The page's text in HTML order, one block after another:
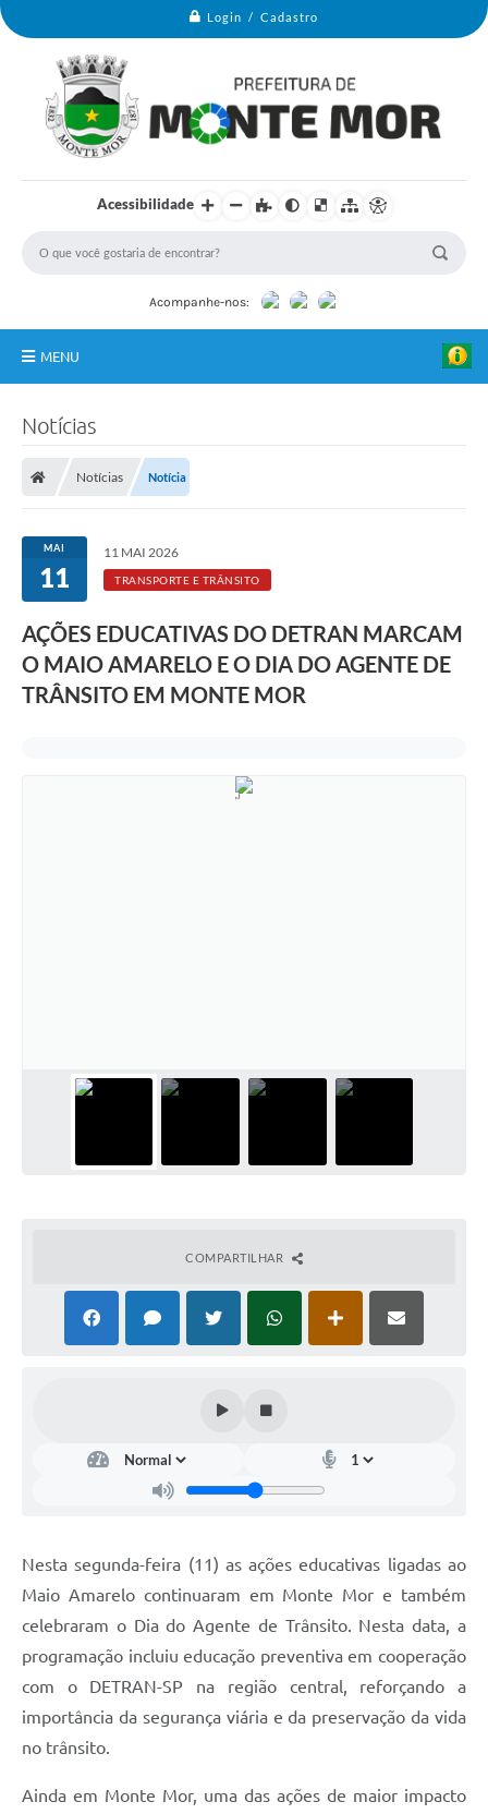
Login / Cadastro
Acessibilidade
Acompanhe-nos:
MENU
Portal do Cidadão
Links Úteis
Editais
A Prefeitura
Ouvidoria
Notícias
Notícias Notícia
MAI
11
11 MAI 2026
TRANSPORTE E TRÂNSITO
AÇÕES EDUCATIVAS DO DETRAN MARCAM
O MAIO AMARELO E O DIA DO AGENTE DE
TRÂNSITO EM MONTE MOR
COMPARTILHAR
Nesta segunda-feira (11) as ações educativas ligadas ao
Maio Amarelo continuaram em Monte Mor e também
celebraram o Dia do Agente de Trânsito. Nesta data, a
programação incluiu educação preventiva em cooperação
com o DETRAN-SP na região central, reforçando a
importância da segurança viária e da preservação da vida
no trânsito.
Ainda em Monte Mor, uma das ações de maior impacto